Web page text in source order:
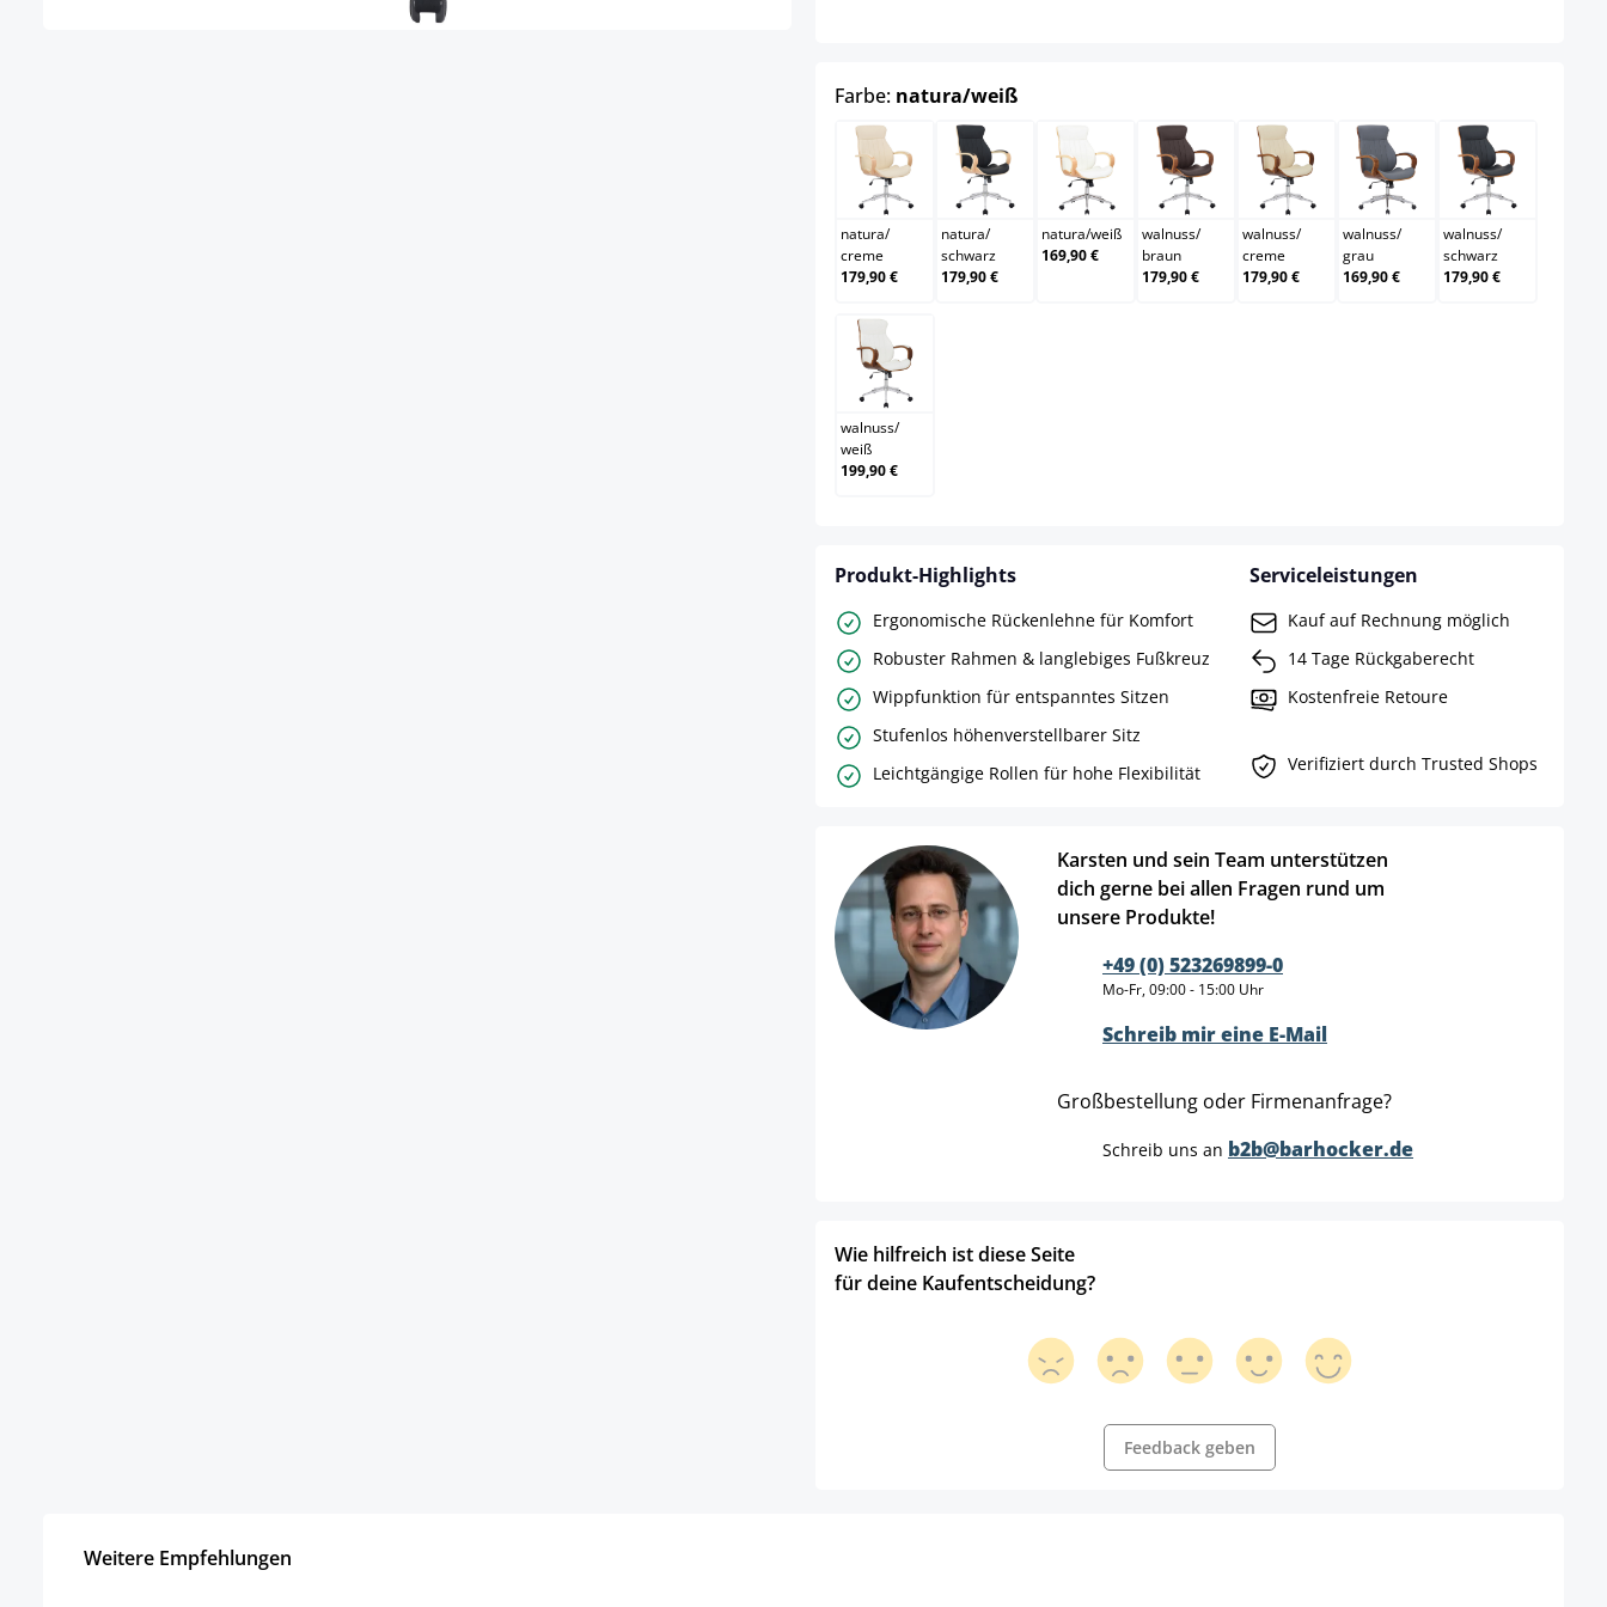
Farbe: natura/weißauswählen
natura/creme
natura/
creme
179,90 €
natura/schwarz
natura/
schwarz
179,90 €
natura/weiß
natura/weiß
169,90 €
walnuss/braun
walnuss/
braun
179,90 €
walnuss/creme
walnuss/
creme
179,90 €
walnuss/grau
walnuss/
grau
169,90 €
walnuss/
walnuss/
schwarz
179,90 €
walnuss/weiß
walnuss/
weiß
199,90 €
Produkt-Highlights
Ergonomische Rückenlehne für Komfort
Robuster Rahmen & langlebiges Fußkreuz
Wippfunktion für entspanntes Sitzen
Stufenlos höhenverstellbarer Sitz
Leichtgängige Rollen für hohe Flexibilität
Serviceleistungen
Kauf auf Rechnung möglich
14 Tage Rückgaberecht
Kostenfreie Retoure
Verifiziert durch Trusted Shops
Karsten und sein Team unterstützen
dich gerne bei allen Fragen rund um
unsere Produkte!
+49 (0) 523269899-0
Mo-Fr, 09:00 - 15:00 Uhr
Schreib mir eine E-Mail
Großbestellung oder Firmenanfrage?
Schreib uns an b2b@barhocker.de
Wie hilfreich ist diese Seite
für deine Kaufentscheidung?
Feedback geben
Weitere Empfehlungen